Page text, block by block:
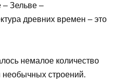
Зельве –
древних времен – это
немалое количество
необычных строений.